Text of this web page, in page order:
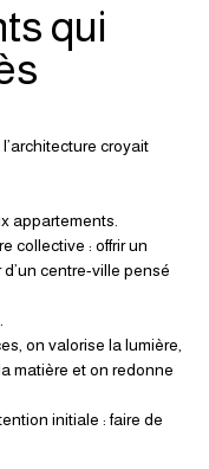
qui
croyait
appartements.
collective : offrir un
centre-ville pensé
on valorise la lumière,
matière et on redonne
initiale : faire de